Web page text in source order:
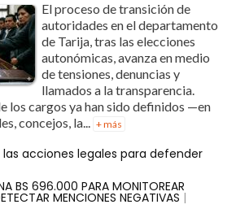
El proceso de transición de
autoridades en el departamento
de Tarija, tras las elecciones
autonómicas, avanza en medio
de tensiones, denuncias y
llamados a la transparencia.
los cargos ya han sido definidos —en
concejos, la... + más
las acciones legales para defender
BS 696.000 PARA MONITOREAR
MENCIONES NEGATIVAS |